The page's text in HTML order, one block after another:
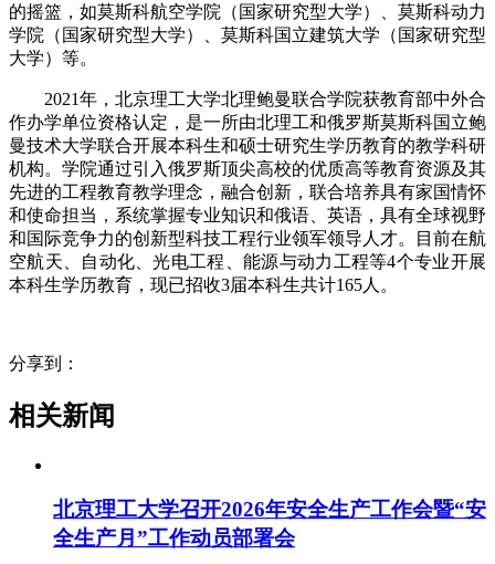
的摇篮，如莫斯科航空学院（国家研究型大学）、莫斯科动力
学院（国家研究型大学）、莫斯科国立建筑大学（国家研究型
大学）等。
2021年，北京理工大学北理鲍曼联合学院获教育部中外合
作办学单位资格认定，是一所由北理工和俄罗斯莫斯科国立鲍
曼技术大学联合开展本科生和硕士研究生学历教育的教学科研
机构。学院通过引入俄罗斯顶尖高校的优质高等教育资源及其
先进的工程教育教学理念，融合创新，联合培养具有家国情怀
和使命担当，系统掌握专业知识和俄语、英语，具有全球视野
和国际竞争力的创新型科技工程行业领军领导人才。目前在航
空航天、自动化、光电工程、能源与动力工程等4个专业开展
本科生学历教育，现已招收3届本科生共计165人。
分享到：
相关新闻
北京理工大学召开2026年安全生产工作会暨“安
全生产月”工作动员部署会